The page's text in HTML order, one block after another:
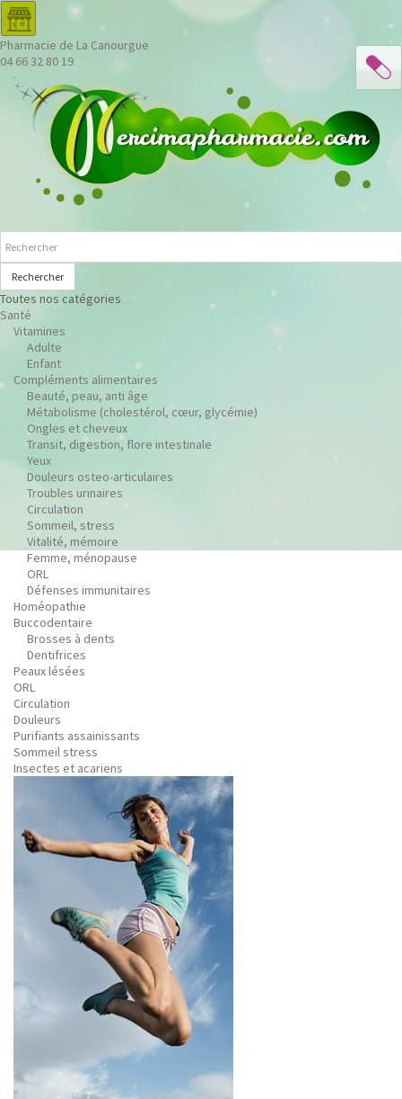
Pharmacie de La Canourgue
04 66 32 80 19
Rechercher
Toutes nos catégories
Santé
Vitamines
Adulte
Enfant
Compléments alimentaires
Beauté, peau, anti âge
Métabolisme (cholestérol, cœur, glycémie)
Ongles et cheveux
Transit, digestion, flore intestinale
Yeux
Douleurs osteo-articulaires
Troubles urinaires
Circulation
Sommeil, stress
Vitalité, mémoire
Femme, ménopause
ORL
Défenses immunitaires
Homéopathie
Buccodentaire
Brosses à dents
Dentifrices
Peaux lésées
ORL
Circulation
Douleurs
Purifiants assainissants
Sommeil stress
Insectes et acariens